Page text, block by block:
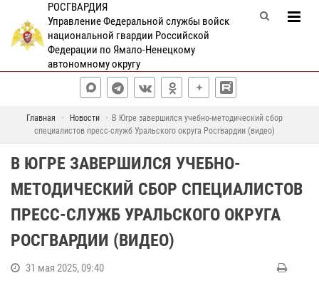
РОСГВАРДИЯ
Управление Федеральной службы войск
национальной гвардии Российской
Федерации по Ямало-Ненецкому
автономному округу
Главная Новости
В Югре завершился учебно-методический сбор
специалистов пресс-служб Уральского округа Росгвардии (видео)
В ЮГРЕ ЗАВЕРШИЛСЯ УЧЕБНО-
МЕТОДИЧЕСКИЙ СБОР СПЕЦИАЛИСТОВ
ПРЕСС-СЛУЖБ УРАЛЬСКОГО ОКРУГА
РОСГВАРДИИ (ВИДЕО)
31 мая 2025, 09:40